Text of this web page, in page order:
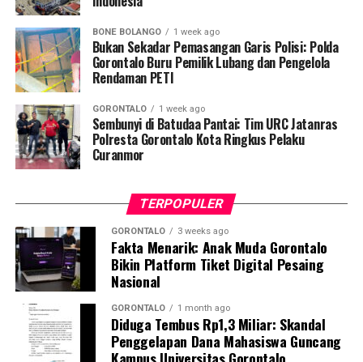
Selain menyegel lubang tambang dan mengamankan
barang bukti material serta alat pengolahan, petugas
turut menempelkan surat imbauan tertulis di sekitar
area penambangan agar tidak ada lagi aktivitas ilegal
yang berlangsung.
Kendati saat tim tiba di lokasi tidak ditemukan adanya
aktivitas penambangan yang tengah berjalan, seluruh
rangkaian kegiatan penyelidikan berlangsung aman,
kondusif, dan tanpa hambatan.
Kombes Pol. Maruly menegaskan, Polda Gorontalo tidak
akan berhenti pada tindakan penyegelan semata.
Pihaknya kini tengah melakukan penelusuran mendalam
terhadap pihak-pihak yang terafiliasi dengan aktivitas
tambang ilegal tersebut.
BONE BOLANGO 1 week ago
Bukan Sekadar Pemasangan Garis Polisi: Polda
Gorontalo Buru Pemilik Lubang dan Pengelola
Rendaman PETI
GORONTALO 1 week ago
Sembunyi di Batudaa Pantai: Tim URC Jatanras
Polresta Gorontalo Kota Ringkus Pelaku
Curanmor
TERPOPULER
GORONTALO 3 weeks ago
Fakta Menarik: Anak Muda Gorontalo
Bikin Platform Tiket Digital Pesaing
Nasional
GORONTALO 1 month ago
Diduga Tembus Rp1,3 Miliar: Skandal
Penggelapan Dana Mahasiswa Guncang
Kampus Universitas Gorontalo